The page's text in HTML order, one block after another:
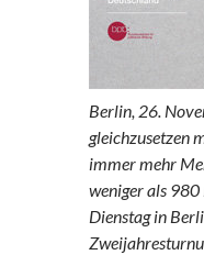
Berlin, 26.
gleichzusetzen
immer mehr
weniger als 980
Dienstag in